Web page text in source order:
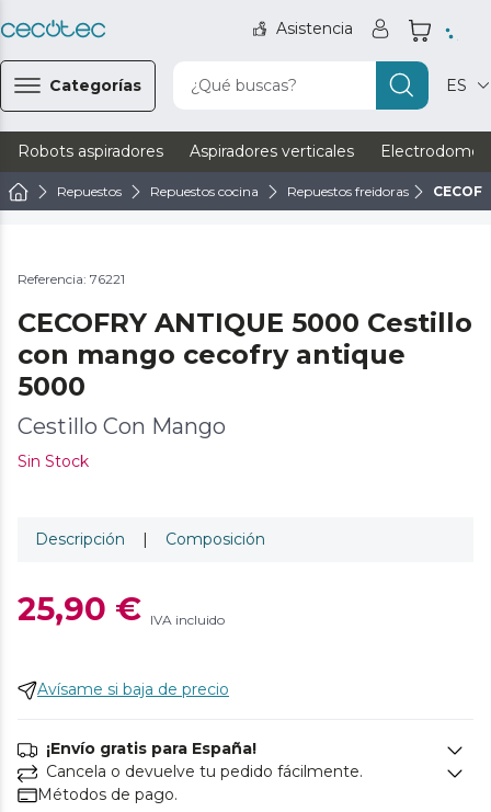
Asistencia
Categorías ¿Qué buscas? ES
Robots aspiradores Aspiradores verticales
Repuestos Repuestos cocina Repuestos freidoras
Referencia: 76221
CECOFRY ANTIQUE 5000 Cestillo
con mango cecofry antique
5000
Cestillo Con Mango
Sin Stock
Descripción | Composición
25,90 € IVA incluido
Avísame si baja de precio
¡Envío gratis para España!
Cancela o devuelve tu pedido fácilmente.
Métodos de pago.